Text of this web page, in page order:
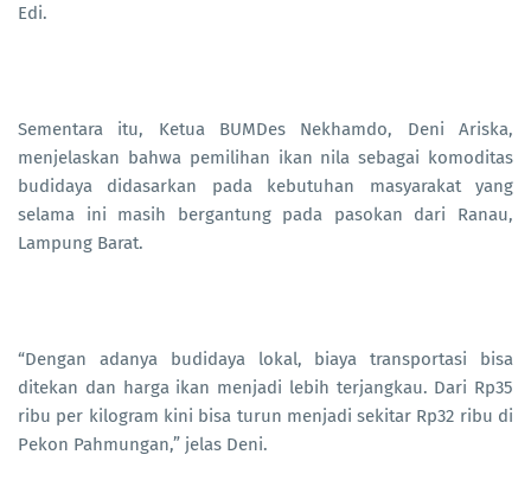
Edi.
Sementara itu, Ketua BUMDes Nekhamdo, Deni Ariska,
menjelaskan bahwa pemilihan ikan nila sebagai komoditas
budidaya didasarkan pada kebutuhan masyarakat yang
selama ini masih bergantung pada pasokan dari Ranau,
Lampung Barat.
“Dengan adanya budidaya lokal, biaya transportasi bisa
ditekan dan harga ikan menjadi lebih terjangkau. Dari Rp35
ribu per kilogram kini bisa turun menjadi sekitar Rp32 ribu di
Pekon Pahmungan,” jelas Deni.